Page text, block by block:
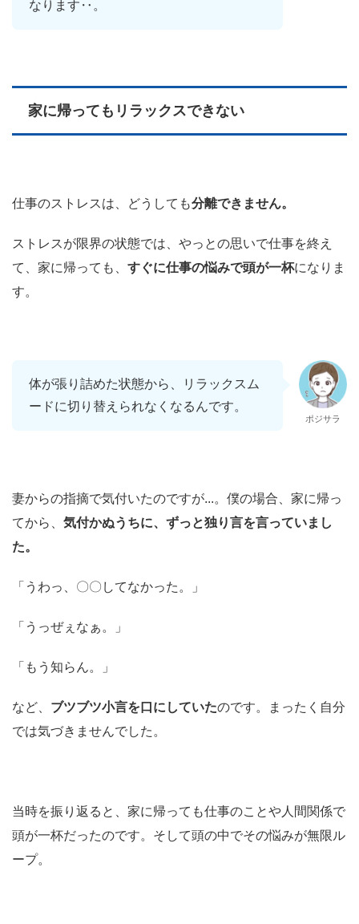
なります‥。
家に帰ってもリラックスできない
仕事のストレスは、どうしても分離できません。
ストレスが限界の状態では、やっとの思いで仕事を終え
て、家に帰っても、 すぐに仕事の悩みで頭が一杯になりま
す。
体が張り詰めた状態から、リラックスム
ードに切り替えられなくなるんです。
ポジサラ
妻からの指摘で気付いたのですが...。僕の場合、家に帰っ
てから、 気付かぬうちに、ずっと独り言を言っていまし
た。
「うわっ、〇〇してなかった。」
「うっぜぇなぁ。」
「もう知らん。」
など、 ブツブツ小言を口にしていたのです。まったく自分
では気づきませんでした。
当時を振り返ると、家に帰っても仕事のことや人間関係で
頭が一杯だったのです。そして頭の中でその悩みが無限ル
ープ。